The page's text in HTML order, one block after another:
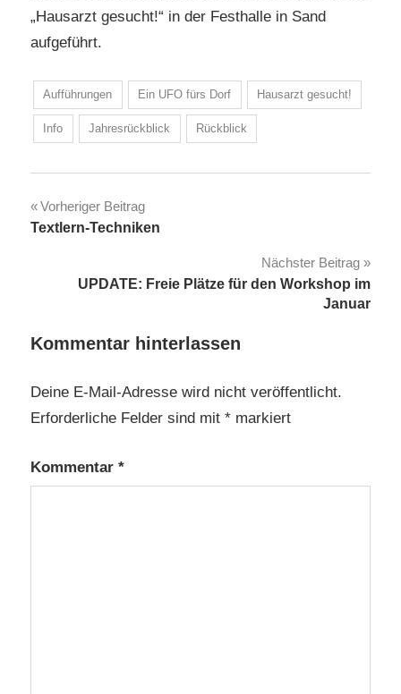
„Hausarzt gesucht!“ in der Festhalle in Sand
aufgeführt.
Aufführungen Ein UFO fürs Dorf Hausarzt gesucht!
Info Jahresrückblick Rückblick
Beitragsnavigation
Vorheriger Beitrag
Textlern-Techniken
Nächster Beitrag
UPDATE: Freie Plätze für den Workshop im
Januar
Kommentar hinterlassen
Deine E-Mail-Adresse wird nicht veröffentlicht.
Erforderliche Felder sind mit * markiert
Kommentar *